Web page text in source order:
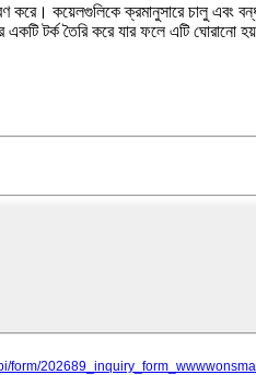
করে। কয়েলগুলিকে ক্রমানুসারে চালু
টর্ক তৈরি করে যার ফলে এটি